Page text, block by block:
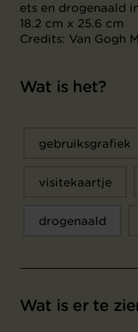
ets en drogenaald
18.2 cm x 25.6 cm
Credits: Van Gogh
Wat is het?
gebruiksgrafiek
visitekaartje
drogenaald
Wat is er te